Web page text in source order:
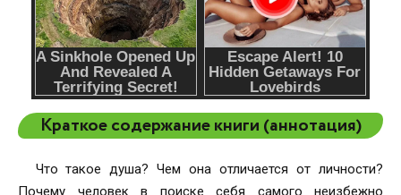
Краткое содержание книги (аннотация)
Что такое душа? Чем она отличается от личности?
Почему человек в поиске себя самого неизбежно